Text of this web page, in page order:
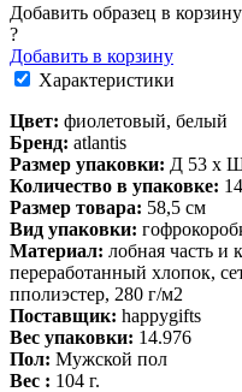
Добавить образец в корзину
?
Добавить в корзину
Характеристики
Цвет: фиолетовый, белый
Бренд: atlantis
Размер упаковки: Д 53 x
Количество в упаковке:
Размер товара: 58,5 см
Вид упаковки:
Материал: лобная часть и
переработанный хлопок,
пполиэстер, 280 г/м2
Поставщик: happygifts
Вес упаковки: 14.976
Пол: Мужской пол
Вес : 104 г.